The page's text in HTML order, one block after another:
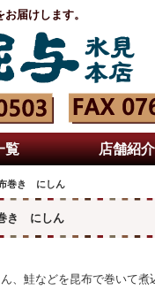
届けします。
覧 店舗紹介
巻き にしん
き にしん
、鮭などを昆布で巻いて